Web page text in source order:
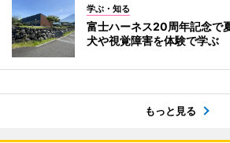
学ぶ・知る
富士ハーネス20周年記念
犬や視覚障害を体験で学ぶ
もっと見る